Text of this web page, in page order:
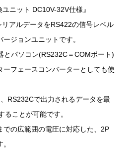
ニット DC10V-32V仕様』
リアルデータをRS422の信号レベル
ジョンユニットです。
とパソコン(RS232C＝COMポート)
ーフェースコンバーターとしても使
RS232Cで出力されるデータを最
ることが可能です。
での広範囲の電圧に対応した、2P